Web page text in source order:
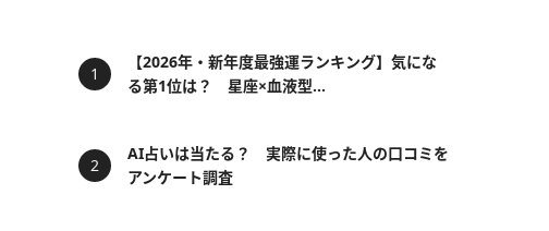
【2026年・新年度最強運ランキング】気にな
る第1位は？ 星座×血液型...
AI占いは当たる？ 実際に使った人の口コミを
アンケート調査